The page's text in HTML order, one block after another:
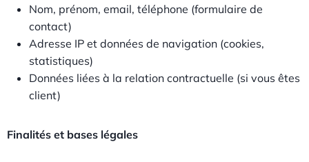
Nom, prénom, email, téléphone (formulaire de
contact)
Adresse IP et données de navigation (cookies,
statistiques)
Données liées à la relation contractuelle (si vous êtes
client)
Finalités et bases légales